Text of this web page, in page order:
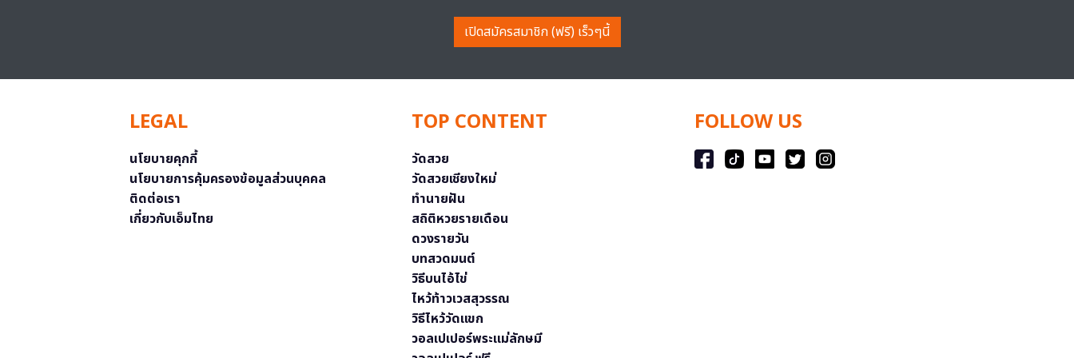
เปิดสมัครสมาชิก (ฟรี) เร็วๆนี้
LEGAL
นโยบายคุกกี้
นโยบายการคุ้มครองข้อมูลส่วนบุคคล
ติดต่อเรา
เกี่ยวกับเอ็มไทย
TOP CONTENT
วัดสวย
วัดสวยเชียงใหม่
ทำนายฝัน
สถิติหวยรายเดือน
ดวงรายวัน
บทสวดมนต์
วิธีบนไอ้ไข่
ไหว้ท้าวเวสสุวรรณ
วิธีไหว้วัดแขก
วอลเปเปอร์พระแม่ลักษมี
FOLLOW US